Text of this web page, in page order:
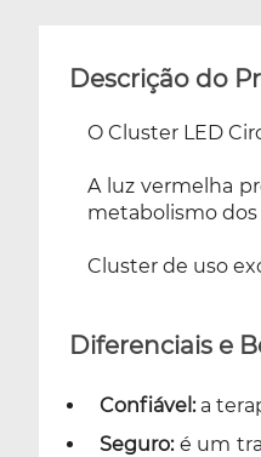
Descrição do
O Cluster LED
A luz vermelha
metabolismo
Cluster de uso
Diferenciais e
Confiável : a
Seguro:é um